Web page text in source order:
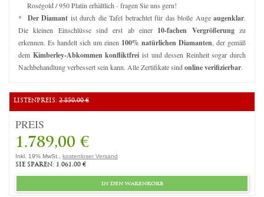
Roségold / 950 Platin erhältlich - fragen Sie uns gern!
* Der Diamant ist durch die Tafel betrachtet für das bloße Augeaugenklar.
Die kleinen Einschlüsse sind erst ab einer 10-fachen Vergrößerungzu
erkennen. Es handelt sich um einen 100% natürlichen Diamanten , der gemäß
dem Kimberley-Abkommen konfliktfrei ist und dessen Reinheit sogar durch
Nachbehandlung verbessert sein kann. Alle Zertifikate sindonline verifizierbar.
LISTENPREIS: 2.850,00 €
PREIS
1.789,00 €
Inkl. 19% MwSt., kostenloser Versand
SIE SPAREN: 1.061,00 €
in den warenkorb